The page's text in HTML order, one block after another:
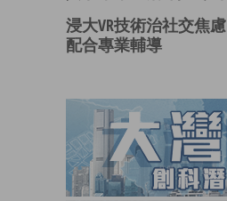
浸大VR技術治社交焦
配合專業輔導